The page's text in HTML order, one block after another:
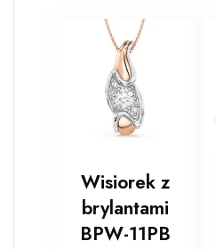
Wisiorek z
brylantami
BPW-11PB